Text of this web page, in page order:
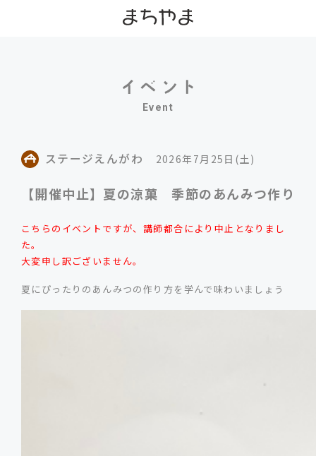
Event
ステージえんがわ 2026年7月25日(土)
【開催中止】夏の涼菓 季節のあんみつ作り
こちらのイベントですが、講師都合により中止となりまし
た。
大変申し訳ございません。
夏にぴったりのあんみつの作り方を学んで味わいましょう